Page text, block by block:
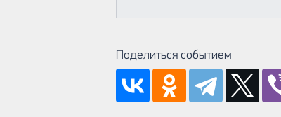
Поделиться событием